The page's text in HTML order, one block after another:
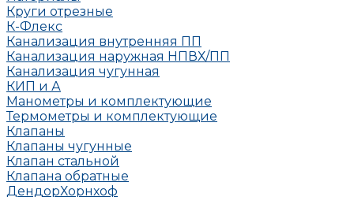
Круги отрезные
К-Флекс
Канализация внутренняя ПП
Канализация наружная НПВХ/ПП
Канализация чугунная
КИП и А
Манометры и комплектующие
Термометры и комплектующие
Клапаны
Клапаны чугунные
Клапан стальной
Клапана обратные
ДендорХорнхоф